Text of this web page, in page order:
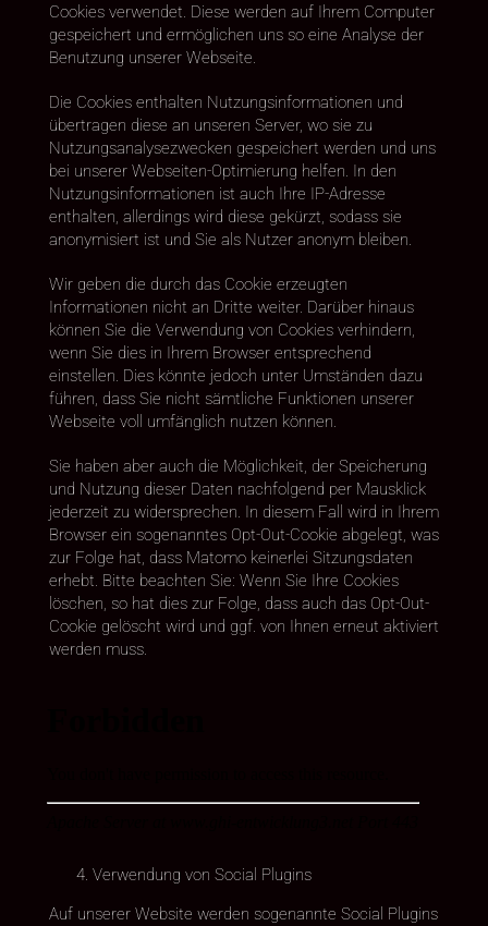
Cookies verwendet. Diese werden auf Ihrem Computer
gespeichert und ermöglichen uns so eine Analyse der
Benutzung unserer Webseite.
Die Cookies enthalten Nutzungsinformationen und
übertragen diese an unseren Server, wo sie zu
Nutzungsanalysezwecken gespeichert werden und uns
bei unserer Webseiten-Optimierung helfen. In den
Nutzungsinformationen ist auch Ihre IP-Adresse
enthalten, allerdings wird diese gekürzt, sodass sie
anonymisiert ist und Sie als Nutzer anonym bleiben.
Wir geben die durch das Cookie erzeugten
Informationen nicht an Dritte weiter. Darüber hinaus
können Sie die Verwendung von Cookies verhindern,
wenn Sie dies in Ihrem Browser entsprechend
einstellen. Dies könnte jedoch unter Umständen dazu
führen, dass Sie nicht sämtliche Funktionen unserer
Webseite voll umfänglich nutzen können.
Sie haben aber auch die Möglichkeit, der Speicherung
und Nutzung dieser Daten nachfolgend per Mausklick
jederzeit zu widersprechen. In diesem Fall wird in Ihrem
Browser ein sogenanntes Opt-Out-Cookie abgelegt, was
zur Folge hat, dass Matomo keinerlei Sitzungsdaten
erhebt. Bitte beachten Sie: Wenn Sie Ihre Cookies
löschen, so hat dies zur Folge, dass auch das Opt-Out-
Cookie gelöscht wird und ggf. von Ihnen erneut aktiviert
werden muss.
Verwendung von Social Plugins
Auf unserer Website werden sogenannte Social Plugins